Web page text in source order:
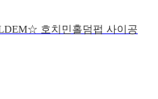
호치민홀덤펍 사이공